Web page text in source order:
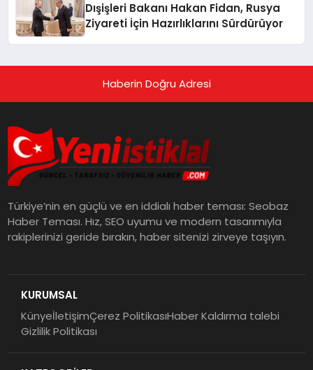
Dışişleri Bakanı Hakan Fidan, Rusya
Ziyareti İçin Hazırlıklarını Sürdürüyor
Haberin Doğru Adresi
Türkiye’nin en güçlü ve en iddialı haber teması: Seobaz
Haber Teması. Hız, SEO uyumu ve modern tasarımıyla
rakiplerinizi geride bırakın, haber sitenizi zirveye taşıyın.
KURUMSAL
KünyeİletişimÇerez PolitikasıHaber Kaldırma talebi
Gizlilik Politikası